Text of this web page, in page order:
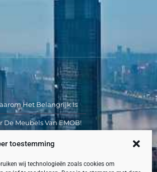
toestemming
wij technologieën zoals cookies om
Het Belangrijk Is
De Meubels Van EMOB!
Jou